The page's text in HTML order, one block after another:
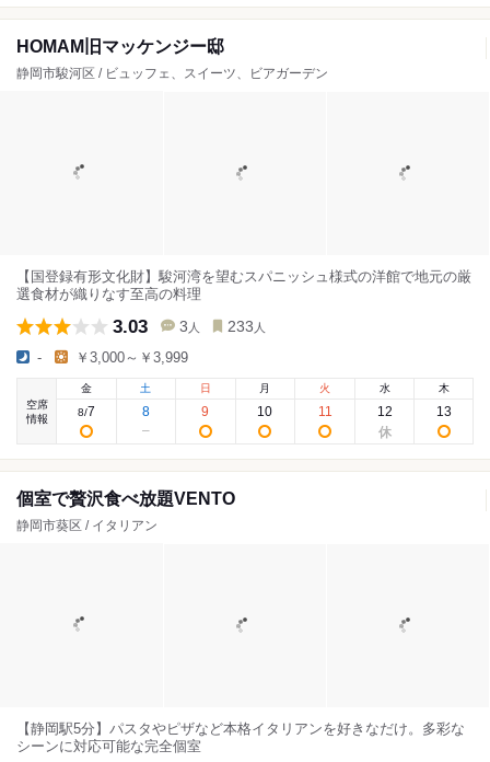
HOMAM旧マッケンジー邸
静岡市駿河区 / ビュッフェ、スイーツ、ビアガーデン
【国登録有形文化財】駿河湾を望むスパニッシュ様式の洋館で地元の厳
選食材が織りなす至高の料理
3.03 3 人 233 人
- ￥3,000～￥3,999
空席
情報
金
8/7
土
8
日
9
月
10
火
11
水
12
木
13
個室で贅沢食べ放題VENTO
静岡市葵区 / イタリアン
【静岡駅5分】パスタやピザなど本格イタリアンを好きなだけ。多彩な
シーンに対応可能な完全個室